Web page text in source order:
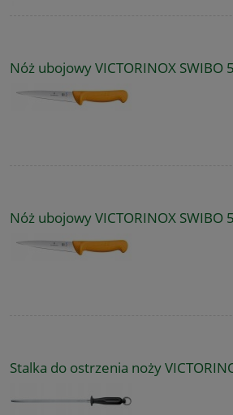
Nóż ubojowy VICTORINOX SWIBO
Nóż ubojowy VICTORINOX SWIBO
Stalka do ostrzenia noży